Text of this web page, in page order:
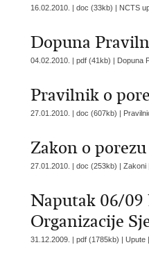
16.02.2010. | doc (33kb) | NCTS
Dopuna
04.02.2010. | pdf (41kb) | Dopuna
Pravilnik o
27.01.2010. | doc (607kb) |
Zakon o
27.01.2010. | doc (253kb) | Zakoni |
Naputak 06/09
Organizacije
31.12.2009. | pdf (1785kb) | Upute |